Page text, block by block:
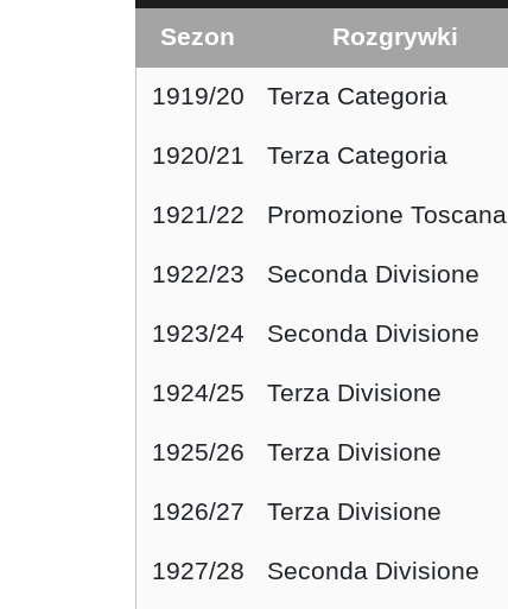
Sezon Rozgrywki
1919/20 Terza Categoria
1920/21 Terza Categoria
1921/22 Promozione Toscana
1922/23 Seconda Divisione
1923/24 Seconda Divisione
1924/25 Terza Divisione
1925/26 Terza Divisione
1926/27 Terza Divisione
1927/28 Seconda Divisione